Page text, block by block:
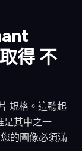
得 不
規格。這聽起
是其中之一
的圖像必須滿